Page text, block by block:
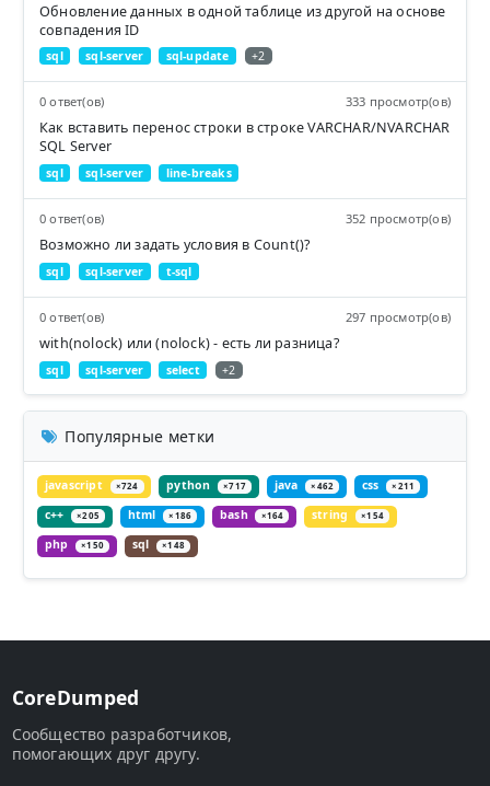
Обновление данных в одной таблице из другой на основе
совпадения ID
sql sql-server sql-update +2
0 ответ(ов) 333 просмотр(ов)
Как вставить перенос строки в строке VARCHAR/NVARCHAR
SQL Server
sql sql-server line-breaks
0 ответ(ов) 352 просмотр(ов)
Возможно ли задать условия в Count()?
sql sql-server t-sql
0 ответ(ов) 297 просмотр(ов)
with(nolock) или (nolock) - есть ли разница?
sql sql-server select +2
Популярные метки
javascript ×724 python ×717 java ×462 css ×211
c++ ×205 html ×186 bash ×164 string ×154
php ×150 sql ×148
CoreDumped
Сообщество разработчиков,
помогающих друг другу.